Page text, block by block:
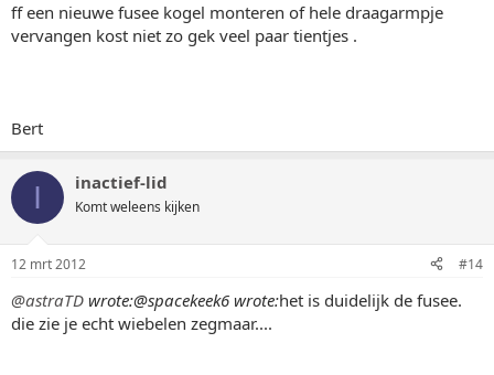
ff een nieuwe fusee kogel monteren of hele draagarmpje
vervangen kost niet zo gek veel paar tientjes .
Bert
I inactief-lid
Komt weleens kijken
12 mrt 2012 #14
@astraTD wrote:@spacekeek6 wrote:het is duidelijk de fusee.
die zie je echt wiebelen zegmaar....